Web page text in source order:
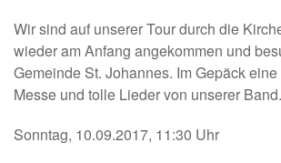
Wir sind auf unserer Tour durch die
wieder am Anfang angekommen und
Gemeinde St. Johannes. Im Gepäck
Messe und tolle Lieder von unserer Band.
Sonntag, 10.09.2017, 11:30 Uhr